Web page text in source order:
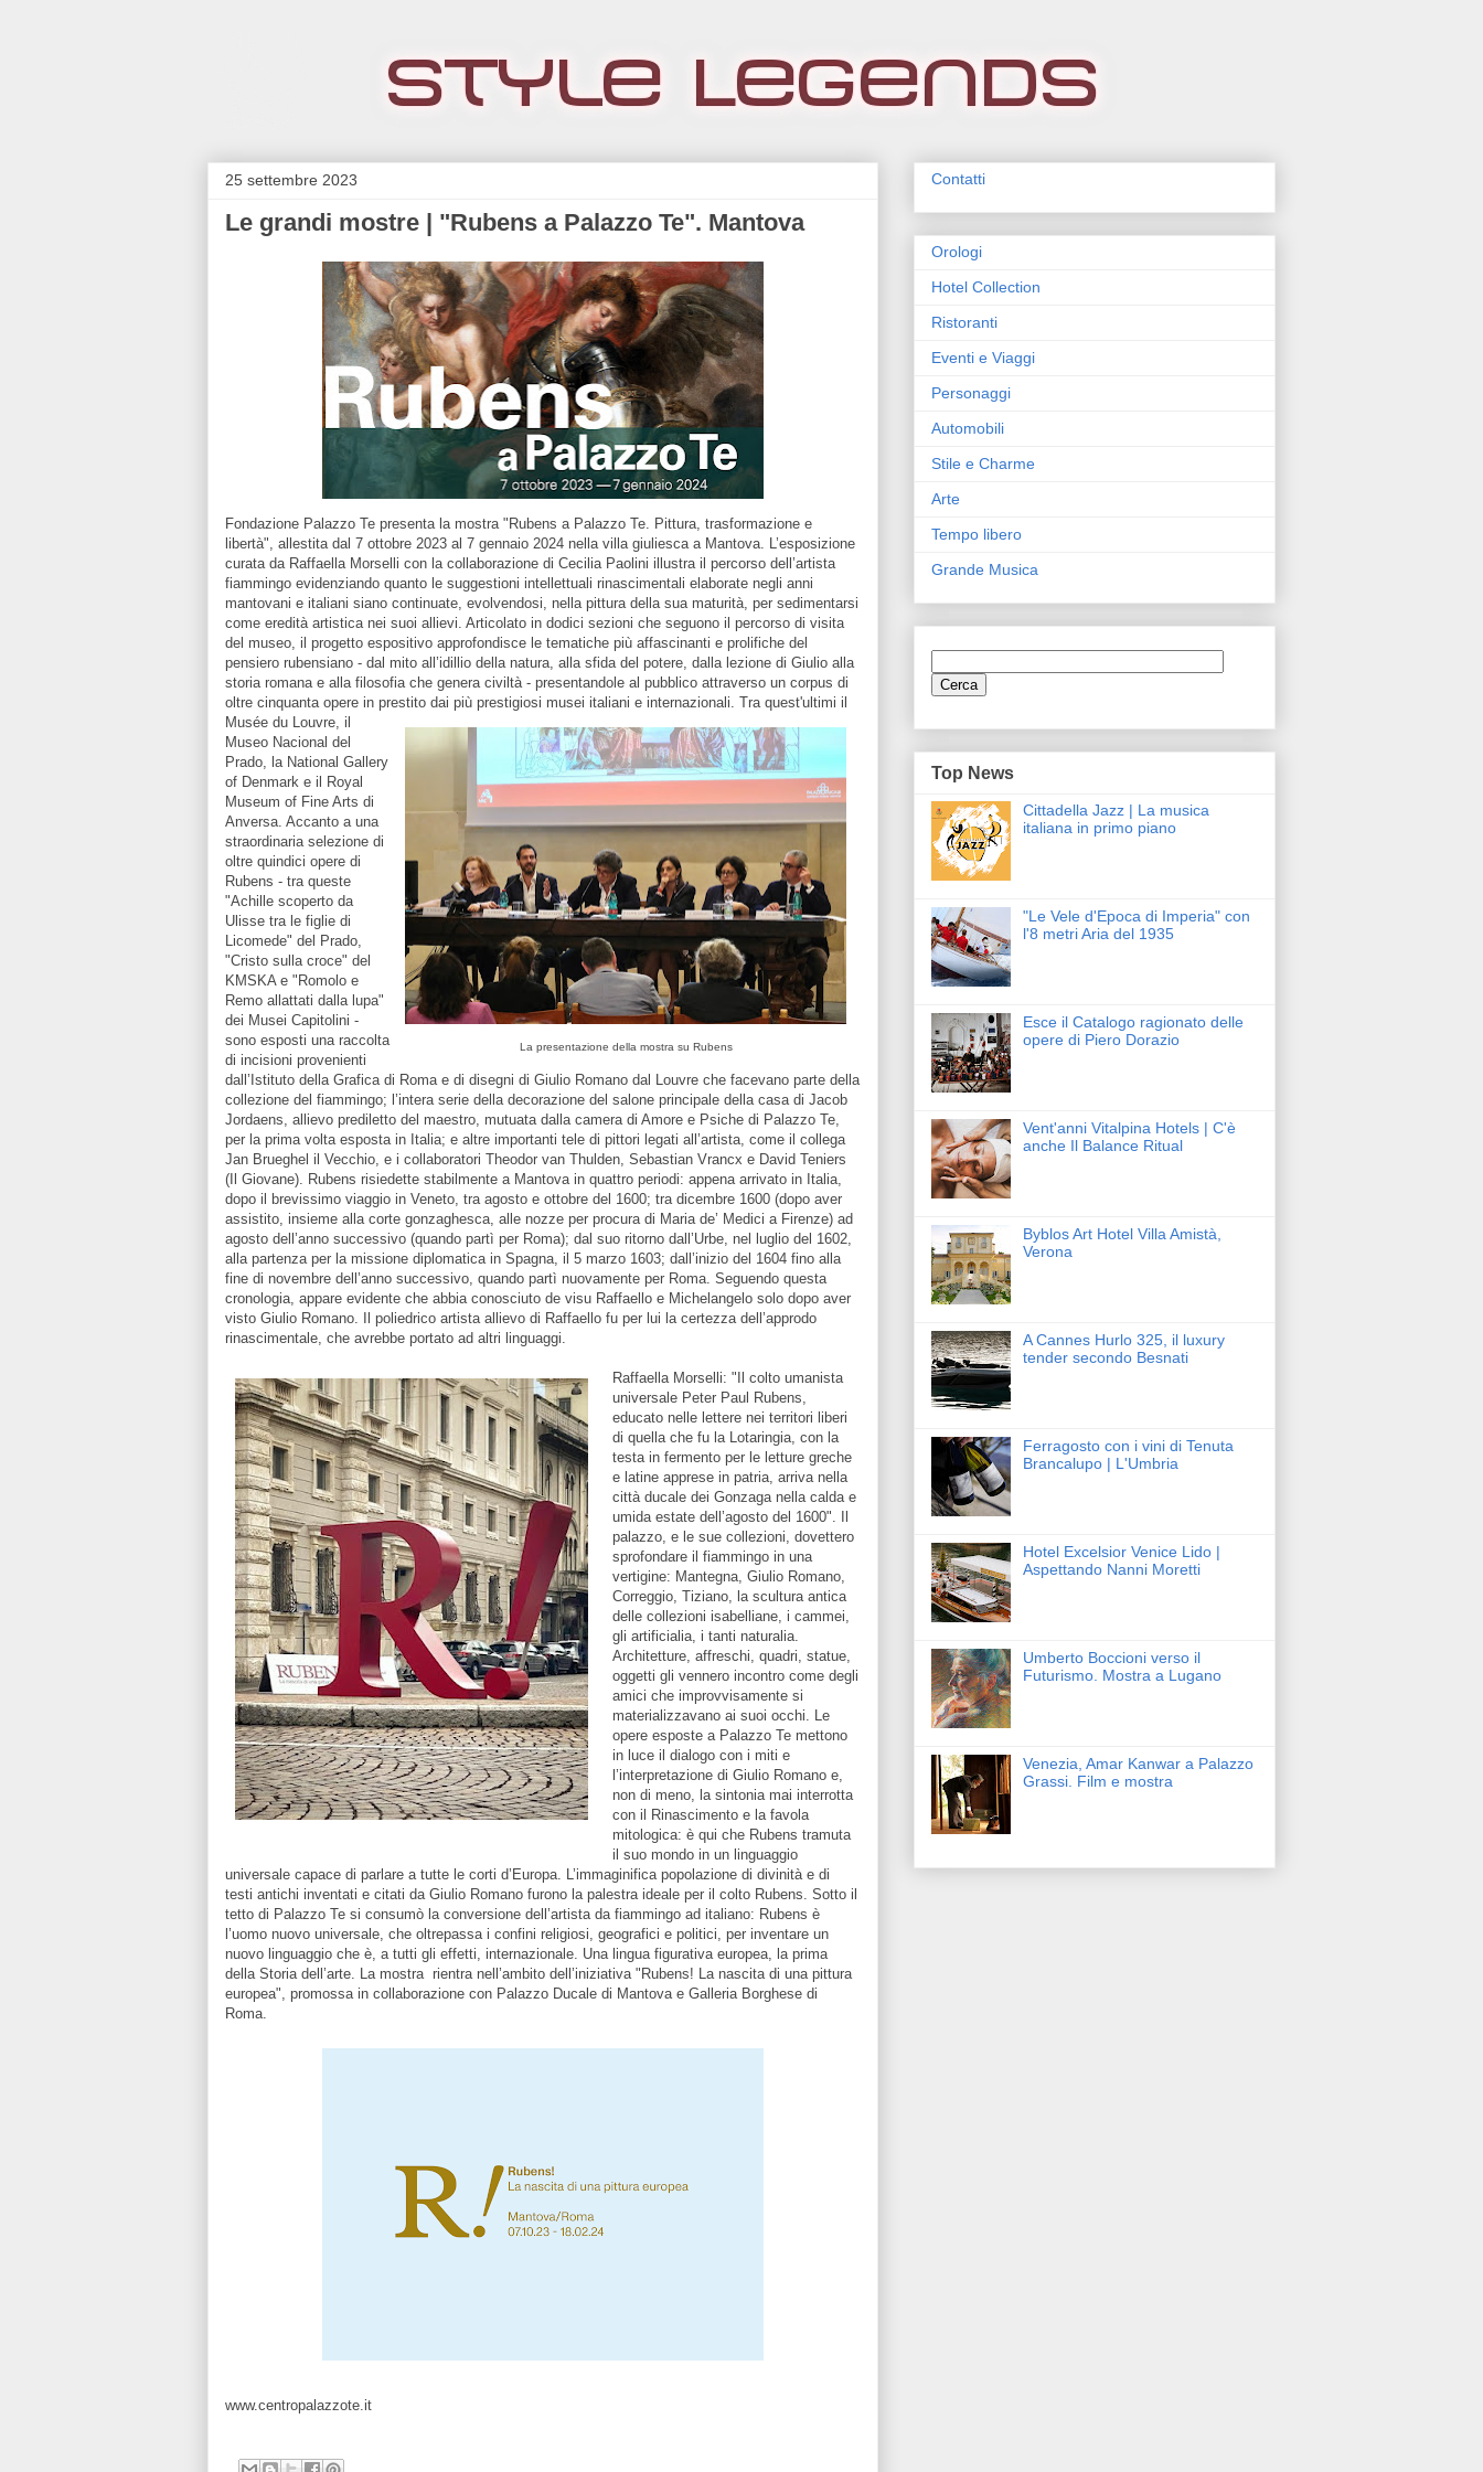
25 settembre 2023
Le grandi mostre | "Rubens a Palazzo Te". Mantova
Fondazione Palazzo Te presenta la mostra "Rubens a Palazzo Te. Pittura, trasformazione e
libertà", allestita dal 7 ottobre 2023 al 7 gennaio 2024 nella villa giuliesca a Mantova. L’esposizione
curata da Raffaella Morselli con la collaborazione di Cecilia Paolini illustra il percorso dell’artista
fiammingo evidenziando quanto le suggestioni intellettuali rinascimentali elaborate negli anni
mantovani e italiani siano continuate, evolvendosi, nella pittura della sua maturità, per sedimentarsi
come eredità artistica nei suoi allievi. Articolato in dodici sezioni che seguono il percorso di visita
del museo, il progetto espositivo approfondisce le tematiche più affascinanti e prolifiche del
pensiero rubensiano - dal mito all’idillio della natura, alla sfida del potere, dalla lezione di Giulio alla
storia romana e alla filosofia che genera civiltà - presentandole al pubblico attraverso un corpus di
oltre cinquanta opere in prestito dai più prestigiosi musei italiani e internazionali.
La presentazione della mostra su Rubens
Tra quest'ultimi il
Musée du Louvre, il
Museo Nacional del
Prado, la National Gallery
of Denmark e il Royal
Museum of Fine Arts di
Anversa. Accanto a una
straordinaria selezione di
oltre quindici opere di
Rubens - tra queste
"Achille scoperto da
Ulisse tra le figlie di
Licomede" del Prado,
"Cristo sulla croce" del
KMSKA e "Romolo e
Remo allattati dalla lupa"
dei Musei Capitolini -
sono esposti una raccolta
di incisioni provenienti
dall’Istituto della Grafica di Roma e di disegni di Giulio Romano dal Louvre che facevano parte della
collezione del fiammingo; l’intera serie della decorazione del salone principale della casa di Jacob
Jordaens, allievo prediletto del maestro, mutuata dalla camera di Amore e Psiche di Palazzo Te,
per la prima volta esposta in Italia; e altre importanti tele di pittori legati all’artista, come il collega
Jan Brueghel il Vecchio, e i collaboratori Theodor van Thulden, Sebastian Vrancx e David Teniers
(Il Giovane). Rubens risiedette stabilmente a Mantova in quattro periodi: appena arrivato in Italia,
dopo il brevissimo viaggio in Veneto, tra agosto e ottobre del 1600; tra dicembre 1600 (dopo aver
assistito, insieme alla corte gonzaghesca, alle nozze per procura di Maria de’ Medici a Firenze) ad
agosto dell’anno successivo (quando partì per Roma); dal suo ritorno dall’Urbe, nel luglio del 1602,
alla partenza per la missione diplomatica in Spagna, il 5 marzo 1603; dall’inizio del 1604 fino alla
fine di novembre dell’anno successivo, quando partì nuovamente per Roma. Seguendo questa
cronologia, appare evidente che abbia conosciuto de visu Raffaello e Michelangelo solo dopo aver
visto Giulio Romano. Il poliedrico artista allievo di Raffaello fu per lui la certezza dell’approdo
rinascimentale, che avrebbe portato ad altri linguaggi.
Raffaella Morselli: "Il colto umanista
universale Peter Paul Rubens,
educato nelle lettere nei territori liberi
di quella che fu la Lotaringia, con la
testa in fermento per le letture greche
e latine apprese in patria, arriva nella
città ducale dei Gonzaga nella calda e
umida estate dell’agosto del 1600". Il
palazzo, e le sue collezioni, dovettero
sprofondare il fiammingo in una
vertigine: Mantegna, Giulio Romano,
Correggio, Tiziano, la scultura antica
delle collezioni isabelliane, i cammei,
gli artificialia, i tanti naturalia.
Architetture, affreschi, quadri, statue,
oggetti gli vennero incontro come degli
amici che improvvisamente si
materializzavano ai suoi occhi. Le
opere esposte a Palazzo Te mettono
in luce il dialogo con i miti e
l’interpretazione di Giulio Romano e,
non di meno, la sintonia mai interrotta
con il Rinascimento e la favola
mitologica: è qui che Rubens tramuta
il suo mondo in un linguaggio
universale capace di parlare a tutte le corti d’Europa. L’immaginifica popolazione di divinità e di
testi antichi inventati e citati da Giulio Romano furono la palestra ideale per il colto Rubens. Sotto il
tetto di Palazzo Te si consumò la conversione dell’artista da fiammingo ad italiano: Rubens è
l’uomo nuovo universale, che oltrepassa i confini religiosi, geografici e politici, per inventare un
nuovo linguaggio che è, a tutti gli effetti, internazionale. Una lingua figurativa europea, la prima
della Storia dell’arte. La mostra rientra nell’ambito dell’iniziativa "Rubens! La nascita di una pittura
europea", promossa in collaborazione con Palazzo Ducale di Mantova e Galleria Borghese di
Roma.
www.centropalazzote.it
Contatti
Orologi
Hotel Collection
Ristoranti
Eventi e Viaggi
Personaggi
Automobili
Stile e Charme
Arte
Tempo libero
Grande Musica
Top News
Cittadella Jazz | La musica
italiana in primo piano
"Le Vele d'Epoca di Imperia" con
l'8 metri Aria del 1935
Esce il Catalogo ragionato delle
opere di Piero Dorazio
Vent'anni Vitalpina Hotels | C'è
anche Il Balance Ritual
Byblos Art Hotel Villa Amistà,
Verona
A Cannes Hurlo 325, il luxury
tender secondo Besnati
Ferragosto con i vini di Tenuta
Brancalupo | L'Umbria
Hotel Excelsior Venice Lido |
Aspettando Nanni Moretti
Umberto Boccioni verso il
Futurismo. Mostra a Lugano
Venezia, Amar Kanwar a Palazzo
Grassi. Film e mostra